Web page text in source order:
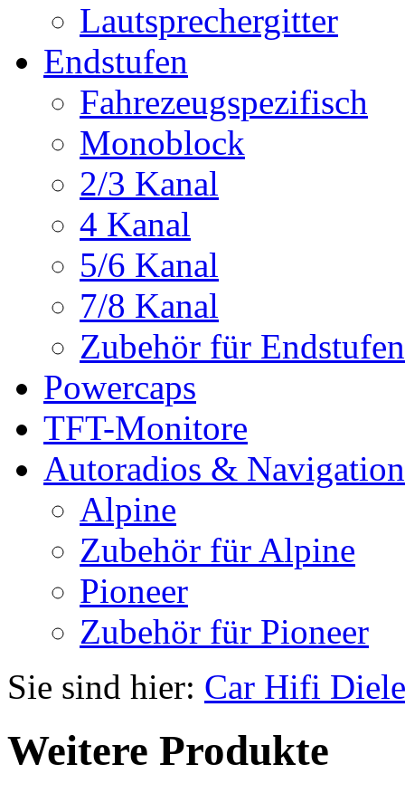
Lautsprechergitter
Endstufen
Fahrezeugspezifisch
Monoblock
2/3 Kanal
4 Kanal
5/6 Kanal
7/8 Kanal
Zubehör für Endstufen
Powercaps
TFT-Monitore
Autoradios & Navigation
Alpine
Zubehör für Alpine
Pioneer
Zubehör für Pioneer
Sie sind hier: Car Hifi
Weitere Produkte